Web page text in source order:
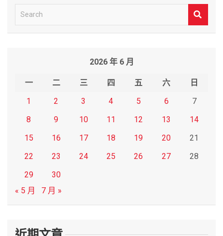
e
2026 年 6 月
一 二 三 四 五 六
日
1
2 3 4 5 6
7
8
9 10 11 12 13
14
15
16 17 18 19 20
21
22
23 24 25 26 27
28
29
30
« 5 月
7 月 »